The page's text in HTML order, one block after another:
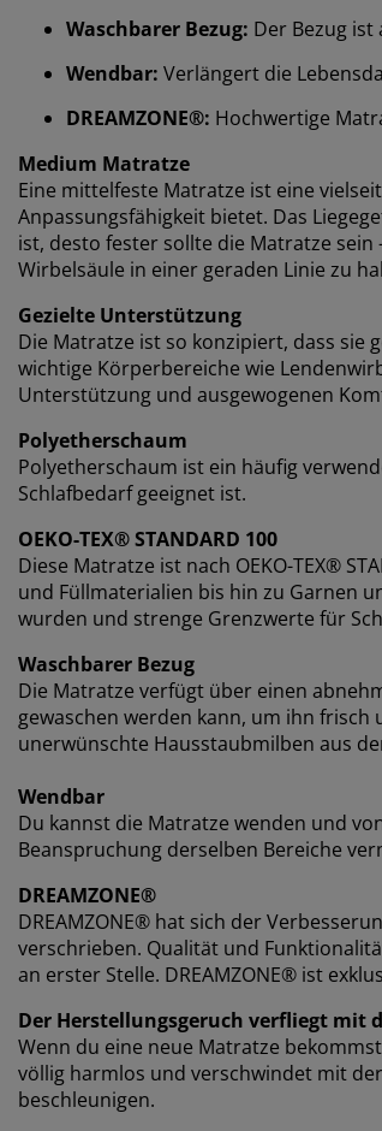
Waschbarer Bezug: Der Bezug ist
Wendbar: Verlängert die
DREAMZONE®: Hochwertige
Medium Matratze
Eine mittelfeste Matratze ist eine
Anpassungsfähigkeit bietet. Das
ist, desto fester sollte die Matratze
Wirbelsäule in einer geraden Linie zu
Gezielte Unterstützung
Die Matratze ist so konzipiert, dass sie
wichtige Körperbereiche wie
Unterstützung und ausgewogenen
Polyetherschaum
Polyetherschaum ist ein häufig
Schlafbedarf geeignet ist.
OEKO-TEX® STANDARD 100
Diese Matratze ist nach OEKO-TEX®
und Füllmaterialien bis hin zu Garnen
wurden und strenge Grenzwerte für
Waschbarer Bezug
Die Matratze verfügt über einen
gewaschen werden kann, um ihn frisch
unerwünschte Hausstaubmilben aus
Wendbar
Du kannst die Matratze wenden und
Beanspruchung derselben Bereiche
DREAMZONE®
DREAMZONE® hat sich der
verschrieben. Qualität und
an erster Stelle. DREAMZONE® ist
Der Herstellungsgeruch verfliegt mit
Wenn du eine neue Matratze
völlig harmlos und verschwindet mit
beschleunigen.